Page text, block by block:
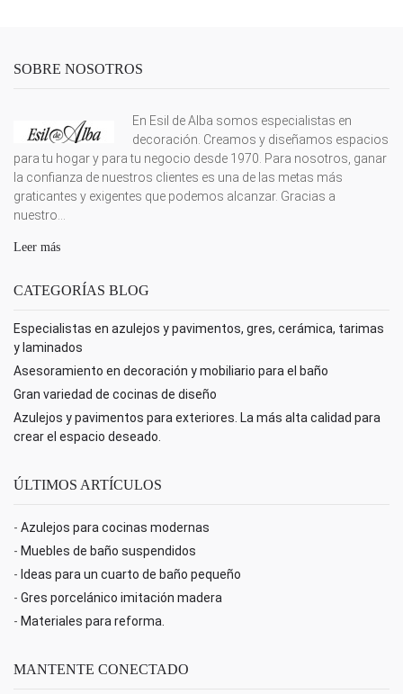
SOBRE NOSOTROS
En Esil de Alba somos especialistas en
decoración. Creamos y diseñamos espacios
para tu hogar y para tu negocio desde 1970. Para nosotros, ganar
la confianza de nuestros clientes es una de las metas más
graticantes y exigentes que podemos alcanzar. Gracias a
nuestro...
Leer más
CATEGORÍAS BLOG
Especialistas en azulejos y pavimentos, gres, cerámica, tarimas
y laminados
Asesoramiento en decoración y mobiliario para el baño
Gran variedad de cocinas de diseño
Azulejos y pavimentos para exteriores. La más alta calidad para
crear el espacio deseado.
ÚLTIMOS ARTÍCULOS
- Azulejos para cocinas modernas
- Muebles de baño suspendidos
- Ideas para un cuarto de baño pequeño
- Gres porcelánico imitación madera
- Materiales para reforma.
MANTENTE CONECTADO